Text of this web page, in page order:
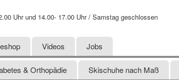
Uhr und 14.00- 17.00 Uhr / Samstag geschlossen
Videos Jobs
& Orthopädie Skischuhe nach Maß